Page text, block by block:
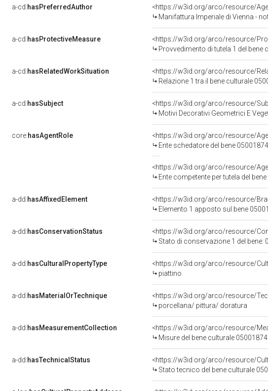
a-cd:hasPreferredAuthor
<https://w3id.org/arco/resource/
Manifattura Imperiale di Vienna -
a-cd:hasProtectiveMeasure
<https://w3id.org/arco/resource/
Provvedimento di tutela 1 del bene
a-cd:hasRelatedWorkSituation
<https://w3id.org/arco/resource/
Relazione 1 tra il bene culturale
a-cd:hasSubject
<https://w3id.org/arco/resource/
Motivi Decorativi Geometrici E
core:hasAgentRole
<https://w3id.org/arco/resource/
Ente schedatore del bene 0500187430:
<https://w3id.org/arco/resource/
Ente competente per tutela del bene
a-dd:hasAffixedElement
<https://w3id.org/arco/resource/
Elemento 1 apposto sul bene
a-dd:hasConservationStatus
<https://w3id.org/arco/resource/
Stato di conservazione 1 del bene:
a-dd:hasCulturalPropertyType
<https://w3id.org/arco/resource/
piattino
a-dd:hasMaterialOrTechnique
<https://w3id.org/arco/resource/
porcellana/ pittura/ doratura
a-dd:hasMeasurementCollection
<https://w3id.org/arco/resource/
Misure del bene culturale
a-dd:hasTechnicalStatus
<https://w3id.org/arco/resource/
Stato tecnico del bene culturale